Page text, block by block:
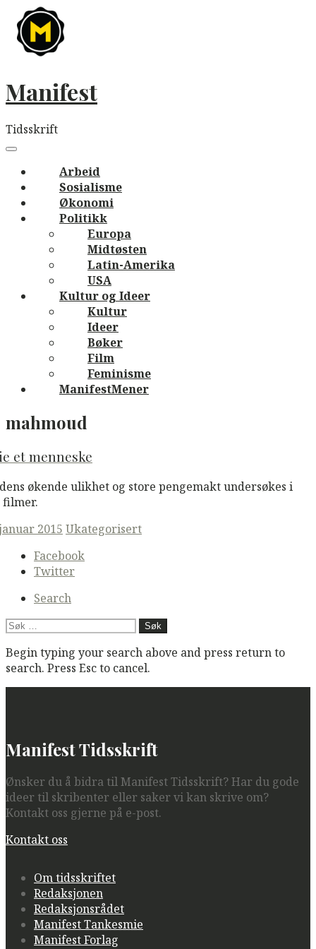
Skip
content
Manifest
Tidsskrift
navigation
Menu
Arbeid
Sosialisme
Økonomi
Politikk
Europa
Midtøsten
Latin-Amerika
USA
Kultur og Ideer
Kultur
Ideer
Bøker
Film
Feminisme
ManifestMener
mahmoud
et menneske
økende ulikhet og store pengemakt undersøkes i
filmer.
2015 Ukategorisert
Secondary
navigation
Facebook
Twitter
Search
Søk
Begin typing your search above and press return to
search. Press Esc to cancel.
Manifest Tidsskrift
Ønsker du å bidra til Manifest Tidsskrift? Har du gode
ideer til skribenter eller saker vi kan skrive om?
Kontakt oss gjerne på e-post.
Kontakt oss
Om tidsskriftet
Redaksjonen
Redaksjonsrådet
Manifest Tankesmie
Manifest Forlag